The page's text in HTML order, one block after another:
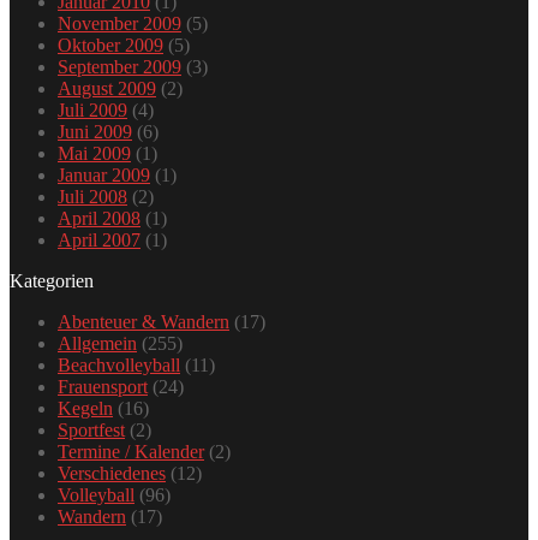
November 2009 (5)
Oktober 2009 (5)
September 2009 (3)
August 2009 (2)
Juli 2009 (4)
Juni 2009 (6)
Mai 2009 (1)
Januar 2009 (1)
Juli 2008 (2)
April 2008 (1)
April 2007 (1)
Kategorien
Abenteuer & Wandern (17)
Allgemein (255)
Beachvolleyball (11)
Frauensport (24)
Kegeln (16)
Sportfest (2)
Termine / Kalender(2)
Verschiedenes (12)
Volleyball (96)
Wandern (17)